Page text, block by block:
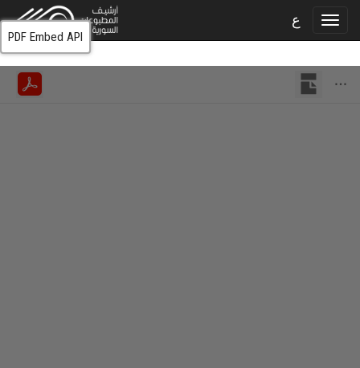
ع
PDF Embed API